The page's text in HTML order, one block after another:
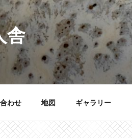
舎
わせ 地図 ギャラリー